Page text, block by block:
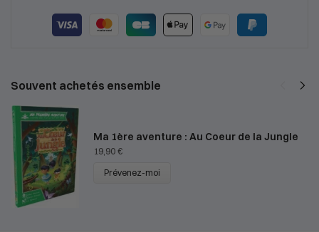
Souvent achetés ensemble
Ma 1ère aventure : Au Coeur de la Jungle
19,90€
Prévenez-moi